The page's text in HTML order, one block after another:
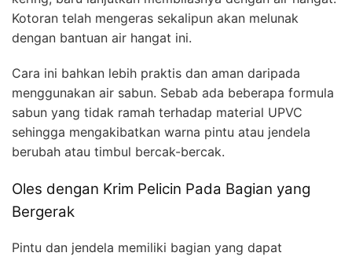
Kotoran telah mengeras sekalipun akan melunak
dengan bantuan air hangat ini.
Cara ini bahkan lebih praktis dan aman daripada
menggunakan air sabun. Sebab ada beberapa formula
sabun yang tidak ramah terhadap material UPVC
sehingga mengakibatkan warna pintu atau jendela
berubah atau timbul bercak-bercak.
Oles dengan Krim Pelicin Pada Bagian yang
Bergerak
Pintu dan jendela memiliki bagian yang dapat